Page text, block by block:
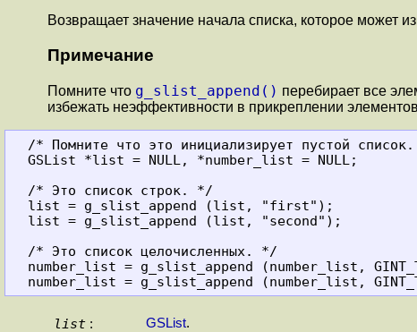
Возвращает значение начала списка, которое может
Примечание
Помните что g_slist_append() перебирает все
избежать неэффективности в прикреплении
  GSList *list = NULL, *number_list = NULL;
list : GSList.